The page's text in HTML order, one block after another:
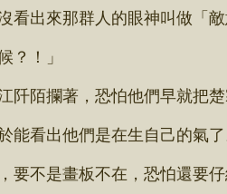
出來那群人的眼神叫做「敵
！」
陌攔著，恐怕他們早就把楚
看出他們是在生自己的氣了
不是畫板不在，恐怕還要仔